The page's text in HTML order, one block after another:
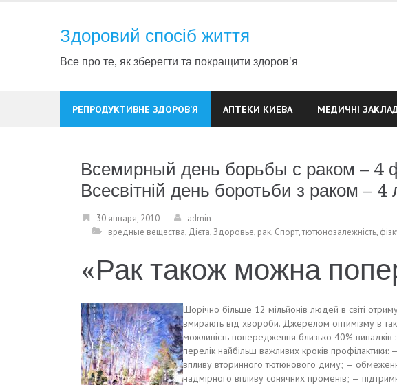
Здоровий спосіб життя
Все про те, як зберегти та покращити здоров'я
РЕПРОДУКТИВНЕ ЗДОРОВ’Я АПТЕКИ КИЕВА МЕДИЧНІ
Всемирный день борьбы с раком – 4
Всесвітній день боротьби з раком –
30 января, 2010
admin
вредные вещества, Дієта,Здоровье, рак, Спорт,тютюнозалежність,
«Рак також можна
Щорічно більше 12 мільйонів людей в світі
вмирають від хвороби. Джерелом оптимізму в
можливість попередження близько 40%
перелік найбільш важливих кроків
впливу вторинного тютюнового диму; —
надмірного впливу сонячних променів; —